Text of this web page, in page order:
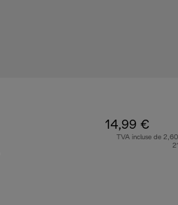
14,99 €
TVA incluse de